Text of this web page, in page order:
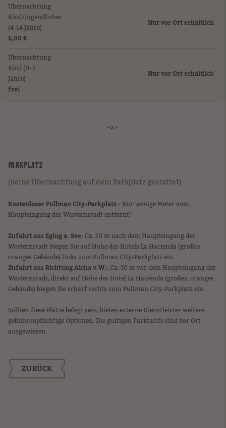
Übernachtung
Kind/Jugendlicher
(4-14 Jahre)
6,00 €
Nur vor Ort erhältlich
Übernachtung
Kind (0-3
Jahre)
frei
Nur vor Ort erhältlich
PARKPLATZ
(keine Übernachtung auf dem Parkplatz gestattet)
Kostenloser Pullman City-Parkplatz- Nur wenige Meter vom
Haupteingang der Westernstadt entfernt!
Zufahrt aus Eging a. See: Ca. 50 m nach dem Haupteingang der
Westernstadt biegen Sie auf Höhe des Hotels La Hacienda (großes,
oranges Gebäude) links zum Pullman City-Parkplatz ein.
Zufahrt aus Richtung Aicha v.W.: Ca. 50 m vor dem Haupteingang der
Westernstadt, direkt auf Höhe des Hotel La Hacienda (großes, oranges
Gebäude) biegen Sie scharf rechts zum Pullman City-Parkplatz ein.
Sollten diese Plätze belegt sein, bieten externe Dienstleister weitere
gebührenpflichtige Optionen. Die gültigen Parktarife sind vor Ort
ausgewiesen.
ZURÜCK